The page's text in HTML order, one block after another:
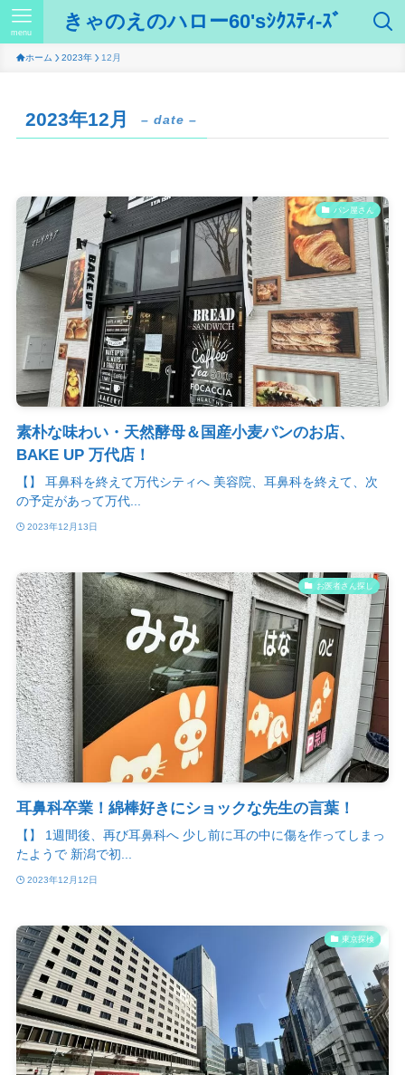
きゃのえのハロー60'sｼｸｽﾃｨ-ｽﾞ
menu
ホーム 2023年 12月
2023年12月 – date –
パン屋さん
素朴な味わい・天然酵母＆国産小麦パンのお店、
BAKE UP 万代店！
【】 耳鼻科を終えて万代シティへ 美容院、耳鼻科を終えて、次
の予定があって万代...
2023年12月13日
お医者さん探し
耳鼻科卒業！綿棒好きにショックな先生の言葉！
【】 1週間後、再び耳鼻科へ 少し前に耳の中に傷を作ってしまっ
たようで 新潟で初...
2023年12月12日
東京探検